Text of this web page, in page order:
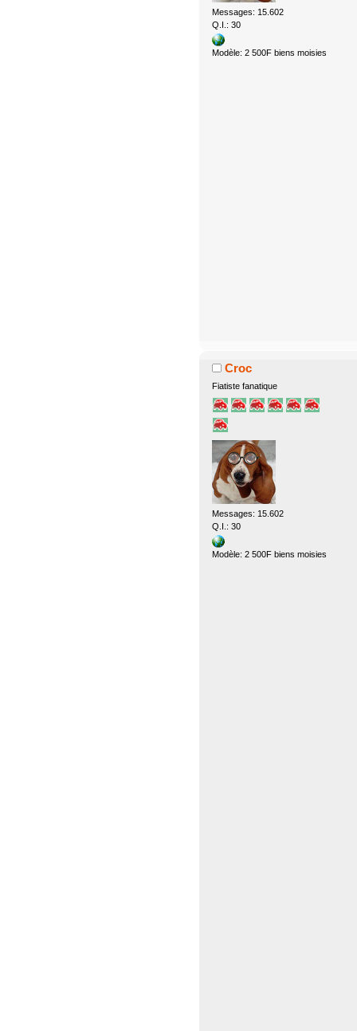
Messages: 15.602
Q.I.: 30
Modèle: 2 500F biens moisies
Croc
Fiatiste fanatique
Messages: 15.602
Q.I.: 30
Modèle: 2 500F biens moisies